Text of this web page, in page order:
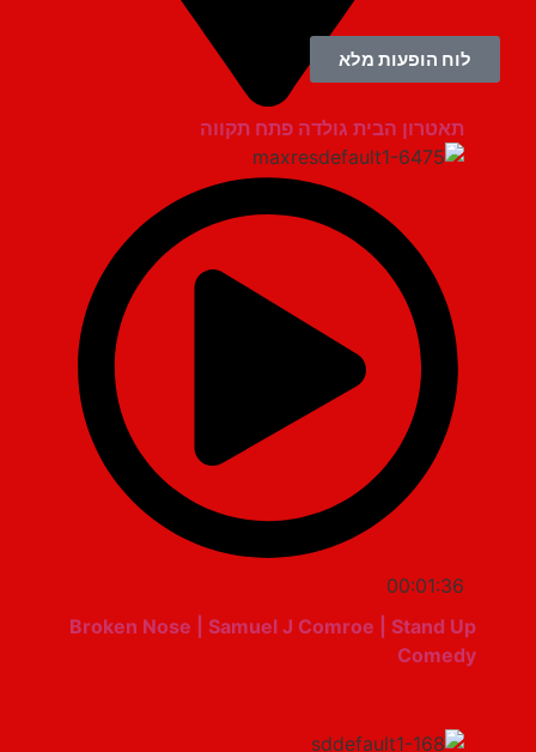
תאטרון הבית גולדה פתח תקווה
לוח הופעות מלא
00:01:36
Broken Nose | Samuel J Comroe | Stand Up
Comedy